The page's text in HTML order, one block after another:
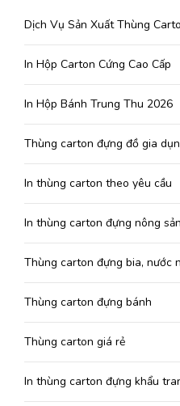
Dịch Vụ Sản Xuất Thùng
In Hộp Carton Cứng Cao Cấp
In Hộp Bánh Trung Thu 2026
Thùng carton đựng đồ gia
In thùng carton theo yêu cầu
In thùng carton đựng nông sản
Thùng carton đựng bia, nước
Thùng carton đựng bánh
Thùng carton giá rẻ
In thùng carton đựng khẩu